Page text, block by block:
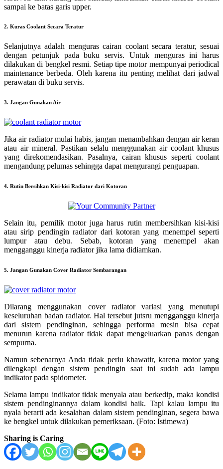
sampai ke batas garis upper.
2. Kuras Coolant Secara Teratur
Selanjutnya adalah menguras cairan coolant secara teratur, sesuai
dengan petunjuk pada buku servis. Untuk menguras ini harus
dilakukan di bengkel resmi. Setiap tipe motor mempunyai periodical
maintenance berbeda. Oleh karena itu penting melihat dari jadwal
perawatan di buku servis.
3. Jangan Gunakan Air
Jika air radiator mulai habis, jangan menambahkan dengan air keran
atau air mineral. Pastikan selalu menggunakan air coolant khusus
yang direkomendasikan. Pasalnya, cairan khusus seperti coolant
mengandung pelumas sehingga dapat mengurangi penguapan.
4. Rutin Bersihkan Kisi-kisi Radiator dari Kotoran
Selain itu, pemilik motor juga harus rutin membersihkan kisi-kisi
atau sirip pendingin radiator dari kotoran yang menempel seperti
lumpur atau debu. Sebab, kotoran yang menempel akan
mengganggu kinerja radiator jika lama didiamkan.
5. Jangan Gunakan Cover Radiator Sembarangan
Dilarang menggunakan cover radiator variasi yang menutupi
keseluruhan badan radiator. Hal tersebut jutsru mengganggu kinerja
dari sistem pendinginan, sehingga performa mesin bisa cepat
menurun karena radiator tidak dapat mengeluarkan panas dengan
sempurna.
Namun sebenarnya Anda tidak perlu khawatir, karena motor yang
dilengkapi dengan sistem pendingin saat ini sudah ada lampu
indikator pada spidometer.
Selama lampu indikator tidak menyala atau berkedip, maka kondisi
sistem pendinginannya dalam kondisi baik. Tapi kalau lampu itu
nyala berarti ada kesalahan dalam sistem pendinginan, segera bawa
ke bengkel untuk dilakukan pemeriksaan. (Foto: Istimewa)
Sharing is Caring